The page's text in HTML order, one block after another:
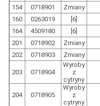
154
0718901 Zmiany
160
0263019 [6]
164
4509180 [6]
201
0718902 Zmiany
202
0718903 Zmiany
203 0718904
Wyroby
z
cytryny
204 0718905
Wyroby
z
cytryny